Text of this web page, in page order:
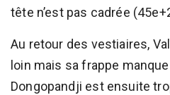
tête n’est pas cadrée
Au retour des vestiaires,
loin mais sa frappe
Dongopandji est ensuite